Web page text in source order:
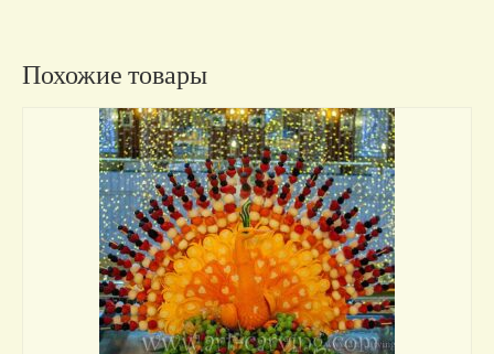
Похожие товары